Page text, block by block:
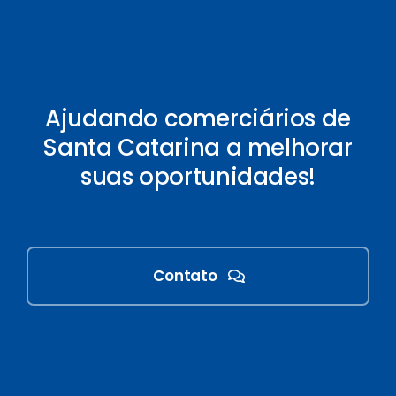
Ajudando comerciários de
Santa Catarina a melhorar
suas oportunidades!
Contato